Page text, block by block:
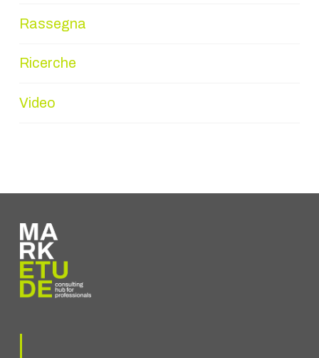
Rassegna
Ricerche
Video